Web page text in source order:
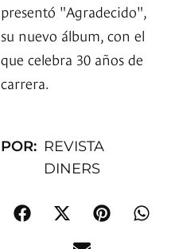
presentó "Agradecido",
su nuevo álbum, con el
que celebra 30 años de
carrera.
POR: REVISTA
DINERS